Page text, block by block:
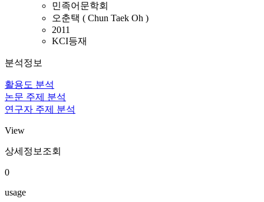
민족어문학회
오춘택 ( Chun Taek Oh )
2011
KCI등재
분석정보
활용도 분석
논문 주제 분석
연구자 주제 분석
View
상세정보조회
0
usage